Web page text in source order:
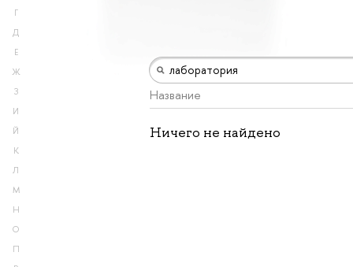
Г
Д
Е
Ж
З
И
Й
К
Л
М
Н
О
П
Название
Ничего не найдено